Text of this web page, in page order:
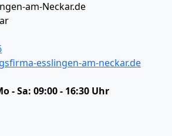
am-Neckar.de
esslingen-am-neckar.de
- Sa: 09:00 - 16:30 Uhr